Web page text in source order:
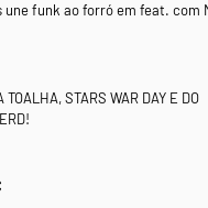
une funk ao forró em feat. com
TOALHA, STARS WAR DAY E DO